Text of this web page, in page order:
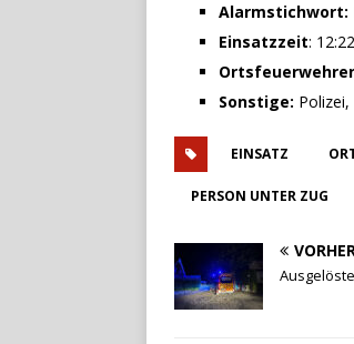
Alarmstichwort:
Einsatzzeit:
Sonstige:
EINSATZ
PERSON UNTER ZUG